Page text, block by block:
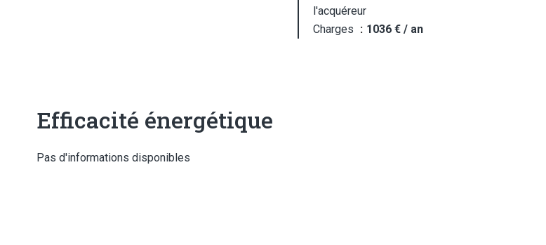
l'acquéreur
Charges
1036 € / an
Efficacité énergétique
Pas d'informations disponibles